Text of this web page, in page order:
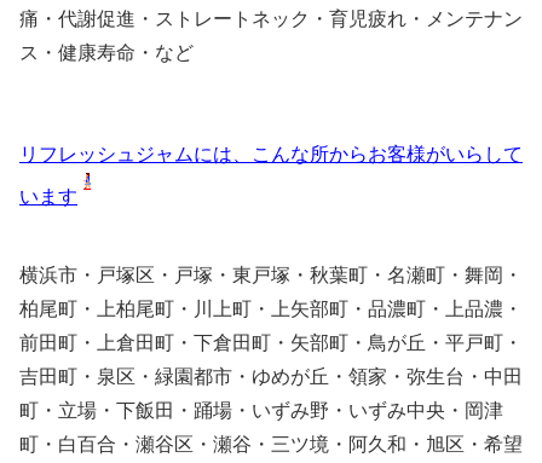
痛・代謝促進・ストレートネック・育児疲れ・メンテナン
ス・健康寿命・など
リフレッシュジャムには、こんな所からお客様がいらして
います
横浜市・戸塚区・戸塚・東戸塚・秋葉町・名瀬町・舞岡・
柏尾町・上柏尾町・川上町・上矢部町・品濃町・上品濃・
前田町・上倉田町・下倉田町・矢部町・鳥が丘・平戸町・
吉田町・泉区・緑園都市・ゆめが丘・領家・弥生台・中田
町・立場・下飯田・踊場・いずみ野・いずみ中央・岡津
町・白百合・瀬谷区・瀬谷・三ツ境・阿久和・旭区・希望